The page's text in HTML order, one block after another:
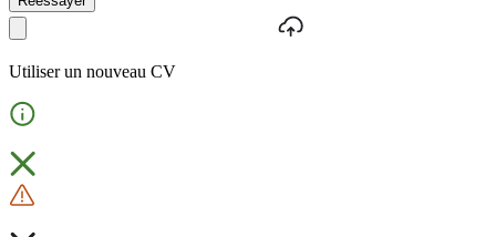
Utiliser un nouveau CV